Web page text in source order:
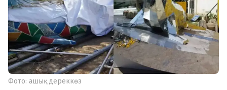
Фото: ашық дереккөз